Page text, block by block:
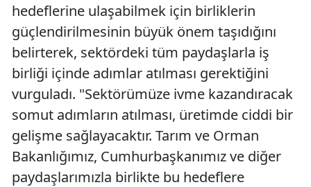
hedeflerine ulaşabilmek için birliklerin
güçlendirilmesinin büyük önem taşıdığını
belirterek, sektördeki tüm paydaşlarla iş
birliği içinde adımlar atılması gerektiğini
vurguladı. "Sektörümüze ivme kazandıracak
somut adımların atılması, üretimde ciddi bir
gelişme sağlayacaktır. Tarım ve Orman
Bakanlığımız, Cumhurbaşkanımız ve diğer
paydaşlarımızla birlikte bu hedeflere